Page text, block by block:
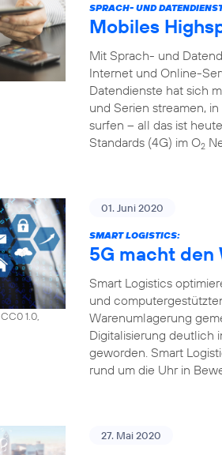
SPRACH- UND
Mobiles
Mit Sprach- und
Internet und Online-
Datendienste hat sich
und Serien streamen,
surfen – all das ist
Standards (4G) im O2
CC0 1.0,
01. Juni 2020
SMART LOGISTICS:
5G macht
Smart Logistics
und
Warenumlagerung
Digitalisierung deutlich
geworden. Smart
rund um die Uhr in
27. Mai 2020